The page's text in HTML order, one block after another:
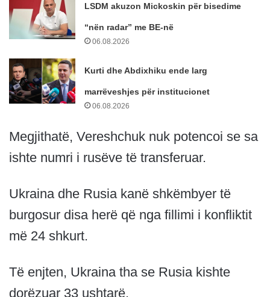
LSDM akuzon Mickoskin për bisedime
“nën radar” me BE-në
06.08.2026
Kurti dhe Abdixhiku ende larg
marrëveshjes për institucionet
06.08.2026
Megjithatë, Vereshchuk nuk potencoi se sa
ishte numri i rusëve të transferuar.
Ukraina dhe Rusia kanë shkëmbyer të
burgosur disa herë që nga fillimi i konfliktit
më 24 shkurt.
Të enjten, Ukraina tha se Rusia kishte
dorëzuar 33 ushtarë.